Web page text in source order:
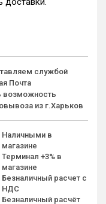
службой
Почта
возможность
из г.Харьков
Наличными в
магазине
Терминал +3% в
магазине
Безналичный расчет с
НДС
Безналичный расчёт